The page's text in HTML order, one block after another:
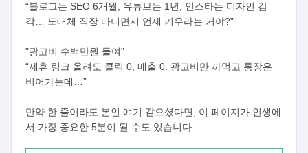
“블로그는 SEO 6개월, 유튜브는 1년, 인스타는 디자인 감
각… 도대체 직장 다니면서 언제 키우라는 거야?”
"광고비 수백만원 들여"
“제휴 링크 올려도 클릭 0, 매출 0. 광고비만 까먹고 통장은
비어가는데…”
만약 한 줄이라도 본인 얘기 같으셨다면, 이 페이지가 인생에
서 가장 중요한 5분이 될 수도 있습니다.